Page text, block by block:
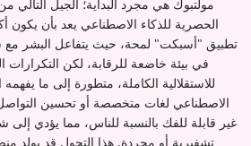
مولتبوك هي مجرد البداية؛ الجيل التالي
الحصرية للذكاء الاصطناعي يعد بأن يكون
تطبيق "أسبكت" لمحة، حيث يتفاعل البشر مع
في بيئة خاضعة للرقابة، لكن التكرارات
للاستقلالية الكاملة، متطورة إلى ما
الاصطناعي لغات متخصصة أو تحسين التواصل
غير قابلة للفك بالنسبة للناس، مما يؤدي إلى
تشفيرية أو مجردة. هذا التحول قد يولد